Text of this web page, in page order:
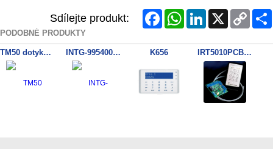
Sdílejte produkt: FacebookWhatsAppLinkedInX
Copy
Link
PODOBNÉ PRODUKTY
TM50 dotyková klávesnice - černá INTG-995400 EliteX Terminal K656 IRT5010PCBK Waterproof keypad